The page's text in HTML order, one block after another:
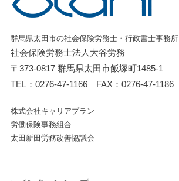
群馬県太田市の社会保険労務士・行政書士事務所
社会保険労務士法人大谷労務
〒373-0817 群馬県太田市飯塚町1485-1
TEL： 0276-47-1166FAX：0276-47-1186
株式会社キャリアプラン
労働保険事務組合
太田新田労務改善協議会